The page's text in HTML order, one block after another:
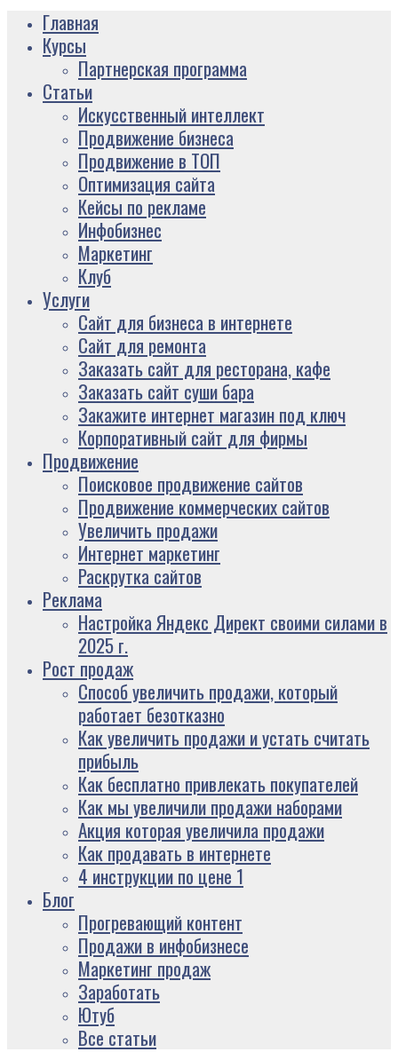
Главная
Курсы
Партнерская программа
Статьи
Искусственный интеллект
Продвижение бизнеса
Продвижение в ТОП
Оптимизация сайта
Кейсы по рекламе
Инфобизнес
Маркетинг
Клуб
Услуги
Сайт для бизнеса в интернете
Сайт для ремонта
Заказать сайт для ресторана, кафе
Заказать сайт суши бара
Закажите интернет магазин под ключ
Корпоративный сайт для фирмы
Продвижение
Поисковое продвижение сайтов
Продвижение коммерческих сайтов
Увеличить продажи
Интернет маркетинг
Раскрутка сайтов
Реклама
Настройка Яндекс Директ своими силами в
2025 г.
Рост продаж
Способ увеличить продажи, который
работает безотказно
Как увеличить продажи и устать считать
прибыль
Как бесплатно привлекать покупателей
Как мы увеличили продажи наборами
Акция которая увеличила продажи
Как продавать в интернете
4 инструкции по цене 1
Блог
Прогревающий контент
Продажи в инфобизнесе
Маркетинг продаж
Заработать
Ютуб
Все статьи